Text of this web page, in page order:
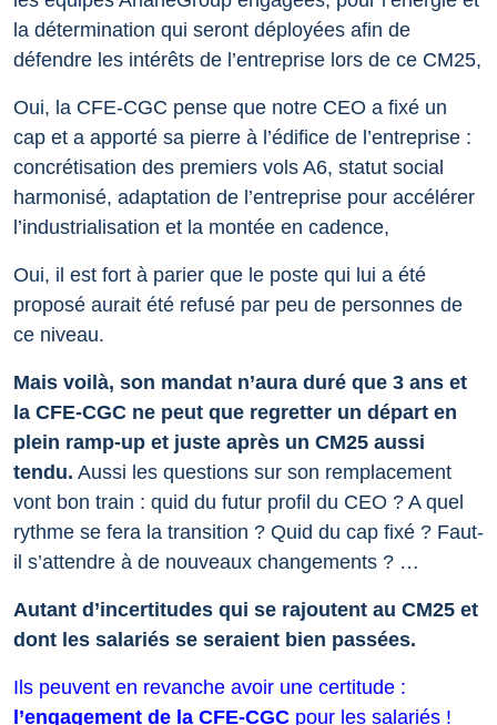
la détermination qui seront déployées afin de
défendre les intérêts de l’entreprise lors de ce CM25,
Oui, la CFE-CGC pense que notre CEO a fixé un
cap et a apporté sa pierre à l’édifice de l’entreprise :
concrétisation des premiers vols A6, statut social
harmonisé, adaptation de l’entreprise pour accélérer
l’industrialisation et la montée en cadence,
Oui, il est fort à parier que le poste qui lui a été
proposé aurait été refusé par peu de personnes de
ce niveau.
Mais voilà, son mandat n’aura duré que 3 ans et
la CFE-CGC ne peut que regretter un départ en
plein ramp-up et juste après un CM25 aussi
tendu. Aussi les questions sur son remplacement
vont bon train : quid du futur profil du CEO ? A quel
rythme se fera la transition ? Quid du cap fixé ? Faut-
il s’attendre à de nouveaux changements ? …
Autant d’incertitudes qui se rajoutent au CM25 et
dont les salariés se seraient bien passées.
Ils peuvent en revanche avoir une certitude :
l’engagement de la CFE-CGC pour les salariés !